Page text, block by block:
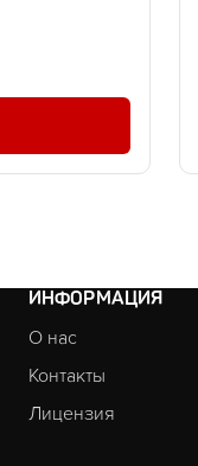
ИНФОРМАЦИЯ
О нас
Контакты
Лицензия